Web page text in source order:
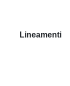
Lineamenti